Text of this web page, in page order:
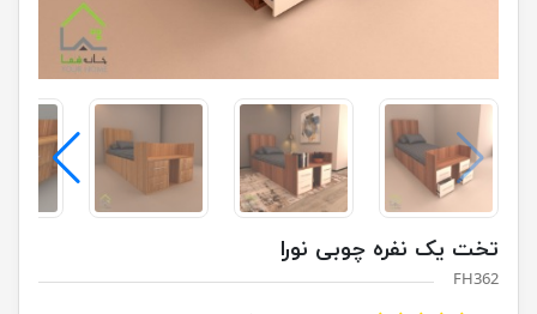
تخت یک نفره چوبی نورا
FH362